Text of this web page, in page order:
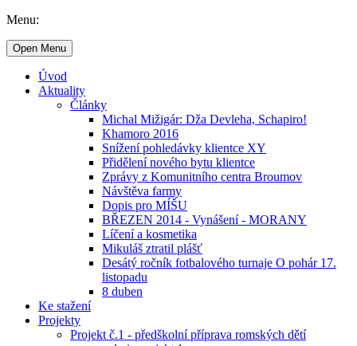
Menu:
Open Menu
Úvod
Aktuality
Články
Michal Mižigár: Dža Devleha, Schapiro!
Khamoro 2016
Snížení pohledávky klientce XY
Přidělení nového bytu klientce
Zprávy z Komunitního centra Broumov
Návštěva farmy
Dopis pro MÍŠU
BŘEZEN 2014 - Vynášení - MORANY
Líčení a kosmetika
Mikuláš ztratil plášť
Desátý ročník fotbalového turnaje O pohár 17.
listopadu
8 duben
Ke stažení
Projekty
Projekt č.1 - předškolní příprava romských dětí